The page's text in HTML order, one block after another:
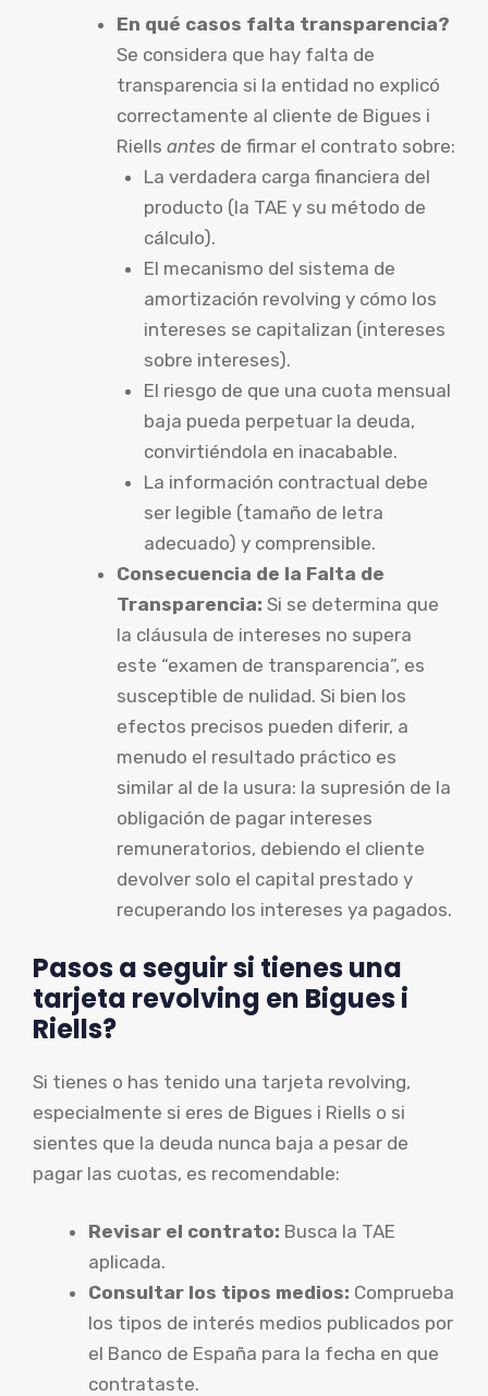
En qué casos falta transparencia?
Se considera que hay falta de
transparencia si la entidad no explicó
correctamente al cliente de Bigues i
Riells antes de firmar el contrato sobre:
La verdadera carga financiera del
producto (la TAE y su método de
cálculo).
El mecanismo del sistema de
amortización revolving y cómo los
intereses se capitalizan (intereses
sobre intereses).
El riesgo de que una cuota mensual
baja pueda perpetuar la deuda,
convirtiéndola en inacabable.
La información contractual debe
ser legible (tamaño de letra
adecuado) y comprensible.
Consecuencia de la Falta de
Transparencia: Si se determina que
la cláusula de intereses no supera
este “examen de transparencia”, es
susceptible de nulidad. Si bien los
efectos precisos pueden diferir, a
menudo el resultado práctico es
similar al de la usura: la supresión de la
obligación de pagar intereses
remuneratorios, debiendo el cliente
devolver solo el capital prestado y
recuperando los intereses ya pagados.
Pasos a seguir si tienes una
tarjeta revolving en Bigues i
Riells?
Si tienes o has tenido una tarjeta revolving,
especialmente si eres de Bigues i Riells o si
sientes que la deuda nunca baja a pesar de
pagar las cuotas, es recomendable:
Revisar el contrato: Busca la TAE
aplicada.
Consultar los tipos medios: Comprueba
los tipos de interés medios publicados por
el Banco de España para la fecha en que
contrataste.